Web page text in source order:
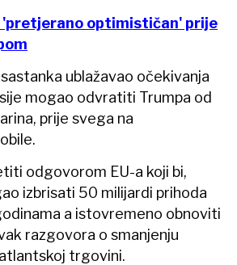
'pretjerano optimističan' prije
ublažavao očekivanja
mogao odvratiti Trumpa od
prije svega na
odgovorom EU-a koji bi,
izbrisati 50 milijardi prihoda
a istovremeno obnoviti
razgovora o smanjenju
trgovini.